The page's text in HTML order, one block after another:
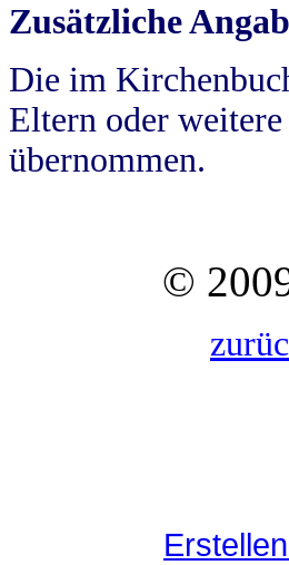
Zusätzliche
Die im
Eltern oder
übernommen.
©